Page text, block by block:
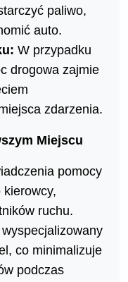
paliwo,
auto.
W przypadku
drogowa zajmie
zdarzenia.
Miejscu
pomocy
ruchu.
co minimalizuje
podczas